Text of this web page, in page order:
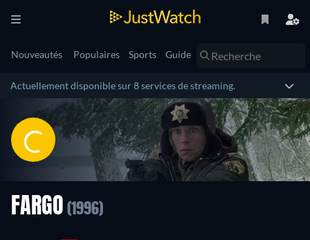
Nouveautés Populaires Sports Guide
Actuellement disponible sur 8 services de streaming.
FARGO (1996)